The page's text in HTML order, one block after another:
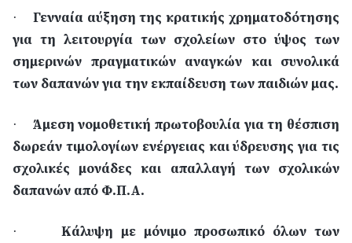
·
Γενναία αύξηση της κρατικής χρηματοδότησης
για τη λειτουργία των σχολείων στο ύψος των
σημερινών πραγματικών αναγκών και συνολικά
των δαπανών για την εκπαίδευση των παιδιών μας.
·
Άμεση νομοθετική πρωτοβουλία για τη θέσπιση
δωρεάν τιμολογίων ενέργειας και ύδρευσης για τις
σχολικές μονάδες και απαλλαγή των σχολικών
δαπανών από Φ.Π.Α.
·
Κάλυψη με μόνιμο προσωπικό όλων των